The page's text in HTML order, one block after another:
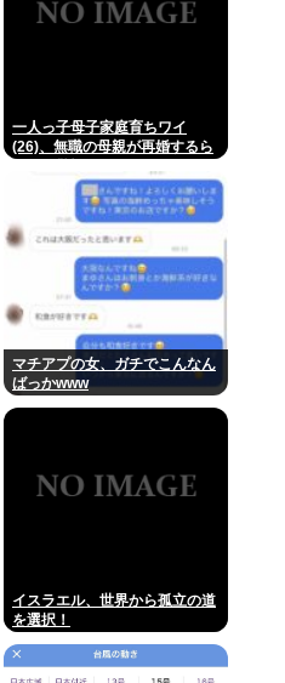
一人っ子母子家庭育ちワイ
(26)、無職の母親が再婚するら
マチアプの女、ガチでこんなん
ばっかwww
イスラエル、世界から孤立の道
を選択！